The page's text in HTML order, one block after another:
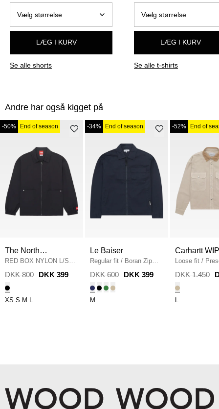
LÆG I KURV
Se alle shorts
LÆG I KURV
Se alle t-shirts
Andre har også kigget på
-50% End of season
The North
Face
RED BOX NYLON L/S
NF0A8FHCJK31 /
DKK 800 DKK 399
XS S M
-34% End of season
Le Baiser
Regular fit / Boran Zip
Shirt
NAVY
DKK 600 DKK 399
M
-52% End of
Carhartt WIP
Loose fit /
/ STRING
DKK 1.450